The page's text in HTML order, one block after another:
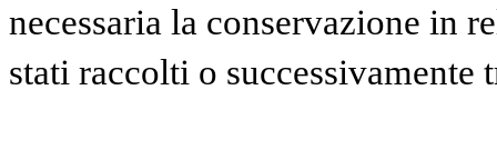
necessaria la conservazione in
stati raccolti o successivamente